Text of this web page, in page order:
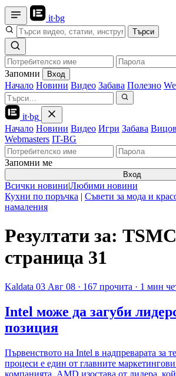
it·bg
Търси
Запомни Вход
Начало Новини Видео Забава Полезно
it·bg
Начало Новини Видео Игри Забава
Webmasters IT-BG
Запомни ме
Вход
Всички новини|Любими новини
Кухни по поръчка | Съвети за мода и
намаления
Резултати за:
страница 31
Kaldata 03 Авг 08 · 167 прочита · 1 мин
Intel може да загуби
позиция
Първенството на Intel в надпреварата за
процеси е един от главните маркетингови
компанията. AMD изостава от лидера,